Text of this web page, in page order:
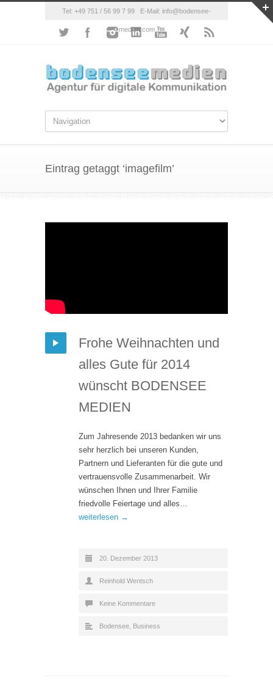
Tel: +49 751 / 56 99 7 99 E-Mail: info@bodensee-
medien.com
Eintrag getaggt ‘imagefilm’
Frohe Weihnachten und
alles Gute für 2014
wünscht BODENSEE
MEDIEN
Zum Jahresende 2013 bedanken wir uns
sehr herzlich bei unseren Kunden,
Partnern und Lieferanten für die gute und
vertrauensvolle Zusammenarbeit. Wir
wünschen Ihnen und Ihrer Familie
friedvolle Feiertage und alles…
weiterlesen →
20. Dezember 2013
Reinhold Wentsch
Keine Kommentare
Bodensee Business